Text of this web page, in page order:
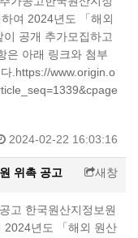
여 2024년도 「해외
공개 추가모집하고
은 아래 링크와 첨부
. ​ https://www.origin.o
2024-02-22 16:03:16
위촉 공고 새창
고 한국원산지정보원
2024년도 「해외 원산